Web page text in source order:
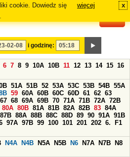
cookie. Dowiedz się
więcej x
i godzinę:
6 7 8 9 10A 10B 11 12 13 14 15 16
51A 51B 52 53A 53C 53B 54B 55A
59 60A 60B 60C 60D 61 62 63
67 68 69A 69B 70 71A 71B 72A 72B
80A 80B 81A 81B 82A 82B 83 84A
87B 88A 88B 88C 88D 89 90 91A 91B
97A 97B 99 100 101 201 202 6.
F1
N4A N4B N5A N5B N6 N7A N7B
N8